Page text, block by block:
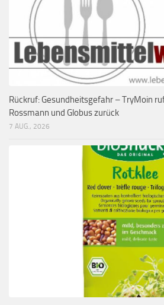
Rückruf: Gesundheitsgefahr – TryMoin
Rossmann und Globus zurück
7 AUG., 2026